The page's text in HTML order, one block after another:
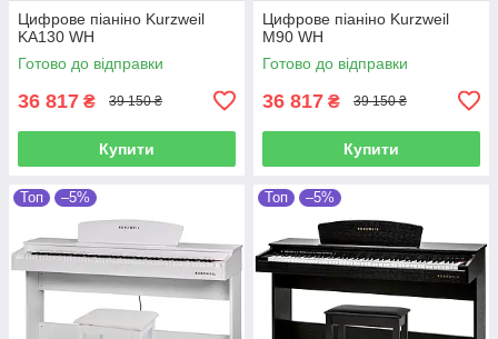
Цифрове піаніно Kurzweil
KA130 WH
Готово до відправки
36 817 ₴ 39 150 ₴
Купити
Цифрове піаніно Kurzweil
M90 WH
Готово до відправки
36 817 ₴ 39 150 ₴
Купити
Топ –5% Топ –5%